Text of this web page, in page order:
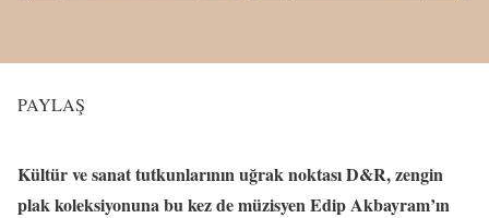
PAYLAŞ
Kültür ve sanat tutkunlarının uğrak noktası D&R, zengin
plak koleksiyonuna bu kez de müzisyen Edip Akbayram’ın